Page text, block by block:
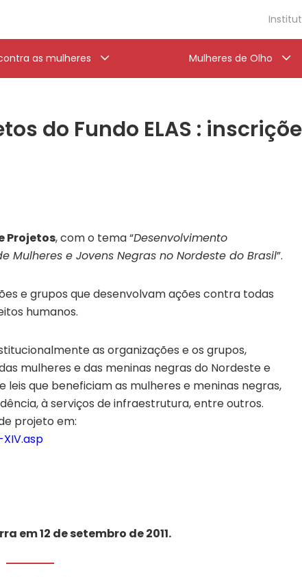
as mulheres Mulheres de Olho
do Fundo ELAS :
Projetos, com o tema “Desenvolvimento
Mulheres e Jovens Negras no Nordeste do Brasil”.
e grupos que desenvolvam ações contra todas
humanos.
as organizações e os grupos,
mulheres e das meninas negras do Nordeste e
que beneficiam as mulheres e meninas negras,
à serviços de infraestrutura, entre outros.
projeto em:
em 12 de setembro de 2011.